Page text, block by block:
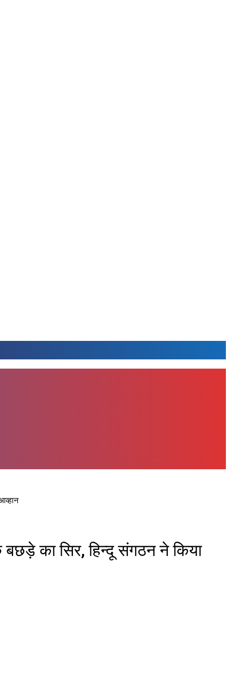
बछड़े का सिर, हिन्दू संगठन ने किया